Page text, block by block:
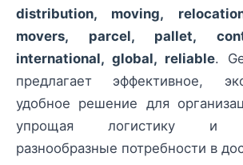
distribution, moving,
movers, parcel, pallet,
international, global, reliable.
предлагает эффективное,
удобное решение для
упрощая логистику и
разнообразные потребности в